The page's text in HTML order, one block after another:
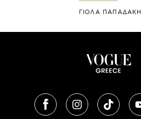
ΓΙΌΛΑ ΠΑΠΑΔΆΚΗ